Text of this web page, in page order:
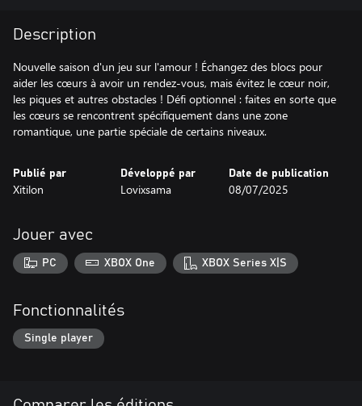
Description
Nouvelle saison d'un jeu sur l'amour ! Échangez des blocs pour
aider les cœurs à avoir un rendez-vous, mais évitez le cœur noir,
les piques et autres obstacles ! Défi optionnel : faites en sorte que
les cœurs se rencontrent spécifiquement dans une zone
romantique, une partie spéciale de certains niveaux.
Publié par
Xitilon
Développé par
Lovixsama
Date de publication
08/07/2025
Jouer avec
PC XBOX One XBOX Series X|S
Fonctionnalités
Single player